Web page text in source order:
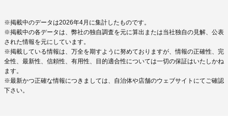
※掲載中のデータは2026年4月に集計したものです。
※掲載中の各データは、弊社の独自調査を元に算出または当社独自の見解、公表
された情報を元にしています。
※掲載している情報は、万全を期すように努めておりますが、情報の正確性、完
全性、最新性、信頼性、有用性、目的適合性については一切の保証はいたしかね
ます。
※最新かつ正確な情報につきましては、自治体や店舗のウェブサイトにてご確認
下さい。